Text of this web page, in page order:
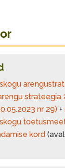
nr 29) +
kord